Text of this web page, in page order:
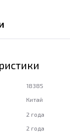
18385
Китай
2 года
2 года